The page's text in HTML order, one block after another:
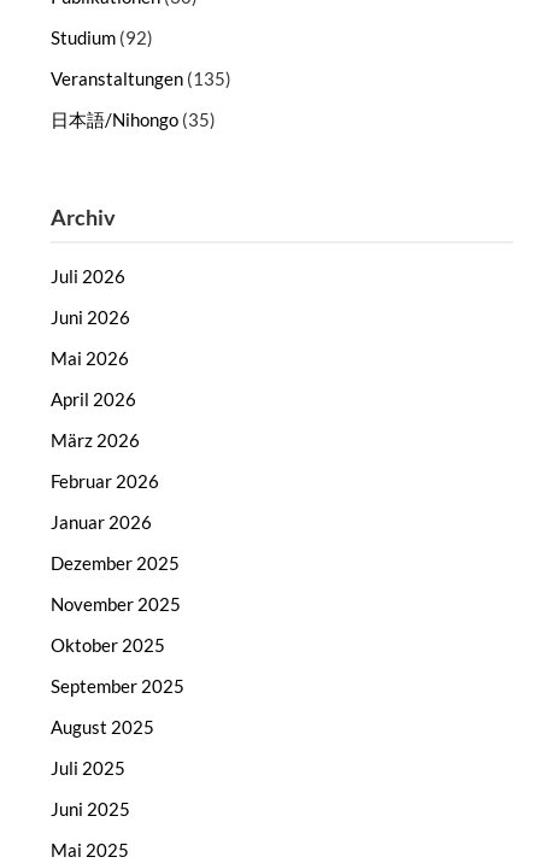
Studium (92)
Veranstaltungen (135)
日本語/Nihongo (35)
Archiv
Juli 2026
Juni 2026
Mai 2026
April 2026
März 2026
Februar 2026
Januar 2026
Dezember 2025
November 2025
Oktober 2025
September 2025
August 2025
Juli 2025
Juni 2025
Mai 2025